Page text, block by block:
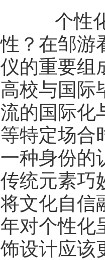
个性化
性？在邹游
仪的重要组
高校与国际
流的国际化
等特定场合
一种身份的
传统元素巧
将文化自信
年对个性化
饰设计应该